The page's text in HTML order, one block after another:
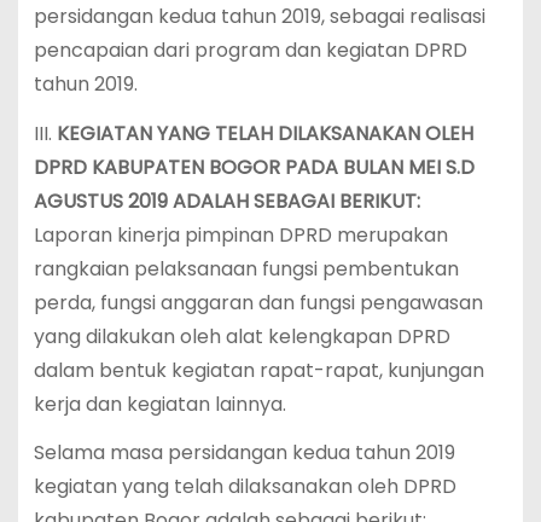
persidangan kedua tahun 2019, sebagai realisasi
pencapaian dari program dan kegiatan DPRD
tahun 2019.
III. KEGIATAN YANG TELAH DILAKSANAKAN OLEH
DPRD KABUPATEN BOGOR PADA BULAN MEI S.D
AGUSTUS 2019 ADALAH SEBAGAI BERIKUT:
Laporan kinerja pimpinan DPRD merupakan
rangkaian pelaksanaan fungsi pembentukan
perda, fungsi anggaran dan fungsi pengawasan
yang dilakukan oleh alat kelengkapan DPRD
dalam bentuk kegiatan rapat-rapat, kunjungan
kerja dan kegiatan lainnya.
Selama masa persidangan kedua tahun 2019
kegiatan yang telah dilaksanakan oleh DPRD